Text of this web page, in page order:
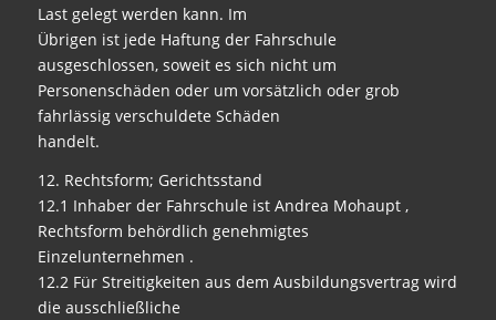
Last gelegt werden kann. Im
Übrigen ist jede Haftung der Fahrschule
ausgeschlossen, soweit es sich nicht um
Personenschäden oder um vorsätzlich oder grob
fahrlässig verschuldete Schäden
handelt.
12. Rechtsform; Gerichtsstand
12.1 Inhaber der Fahrschule ist Andrea Mohaupt ,
Rechtsform behördlich genehmigtes
Einzelunternehmen .
12.2 Für Streitigkeiten aus dem Ausbildungsvertrag wird
die ausschließliche